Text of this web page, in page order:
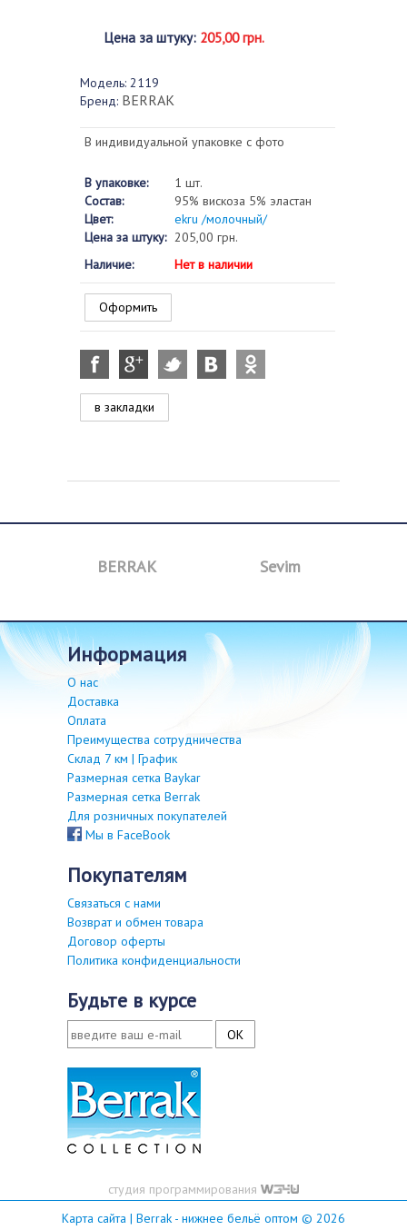
Цена за штуку: 205,00 грн.
Модель: 2119
Бренд: BERRAK
В индивидуальной упаковке с фото
В упаковке:
1 шт.
Состав:
95% вискоза 5% эластан
Цвет:
ekru /молочный/
Цена за штуку: 205,00 грн.
Наличие:
Нет в наличии
Оформить
в закладки
BERRAK Sevim
информация
О нас
Доставка
Оплата
Преимущества сотрудничества
Склад 7 км | График
Размерная сетка Baykar
Размерная сетка Berrak
Для розничных покупателей
Мы в FaceBook
покупателям
Связаться с нами
Возврат и обмен товара
Договор оферты
Политика конфиденциальности
будьте в курсе
студия программирования
Карта сайта | Berrak - нижнее бельё оптом © 2026